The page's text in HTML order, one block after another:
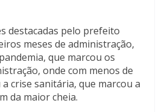
destacadas pelo prefeito
meses de administração,
que marcou os
onde com menos de
crise sanitária, que marcou a
da maior cheia.